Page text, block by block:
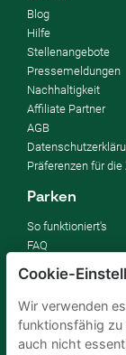
Cookie-
Wir verwenden
funktionsfähig zu
auch nicht
Blog
Hilfe
Stellenangebote
Pressemeldungen
Nachhaltigkeit
Affiliate Partner
AGB
Präferenzen für
Parken
So funktioniert's
FAQ
Vermieten
Parkplatz
Für Unternehmen
Verbessern Sie